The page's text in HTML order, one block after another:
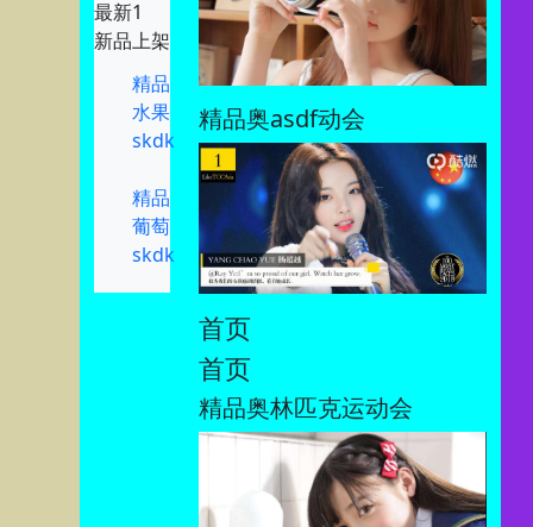
新品上架
精品
水果
skdk
精品
葡萄
skdk
精品奥asdf动会
首页
首页
精品奥林匹克运动会